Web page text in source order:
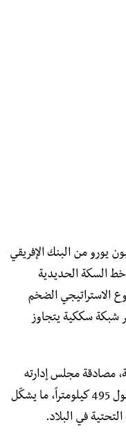
على تمويل بقيمة 747 مليون يورو من البنك الإفريقي
السكة الحديدية
الاستراتيجي الضخم
شبكة سككية يتجاوز
مصادقة مجلس إدارته
على هذا التمويل الموجّه لإنجاز مقطع بطول 495 كيلومتراً، ما يشكّل
في البلاد.